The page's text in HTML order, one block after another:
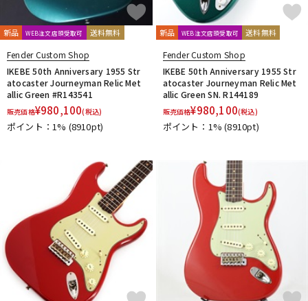
新品 WEB注文店頭受取可 送料無料
Fender Custom Shop
IKEBE 50th Anniversary 1955 Str
atocaster Journeyman Relic Met
allic Green #R143541
販売価格¥980,100(税込)
ポイント：1% (8910pt)
新品 WEB注文店頭受取可 送料無料
Fender Custom Shop
IKEBE 50th Anniversary 1955 Str
atocaster Journeyman Relic Met
allic Green SN. R144189
販売価格¥980,100(税込)
ポイント：1%(8910pt)